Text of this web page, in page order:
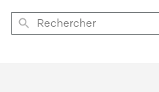
Rechercher